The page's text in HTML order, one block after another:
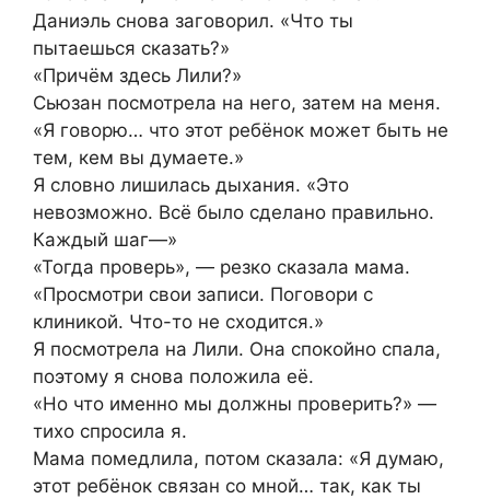
Даниэль снова заговорил. «Что ты
пытаешься сказать?»
«Причём здесь Лили?»
Сьюзан посмотрела на него, затем на меня.
«Я говорю… что этот ребёнок может быть не
тем, кем вы думаете.»
Я словно лишилась дыхания. «Это
невозможно. Всё было сделано правильно.
Каждый шаг—»
«Тогда проверь», — резко сказала мама.
«Просмотри свои записи. Поговори с
клиникой. Что-то не сходится.»
Я посмотрела на Лили. Она спокойно спала,
поэтому я снова положила её.
«Но что именно мы должны проверить?» —
тихо спросила я.
Мама помедлила, потом сказала: «Я думаю,
этот ребёнок связан со мной… так, как ты